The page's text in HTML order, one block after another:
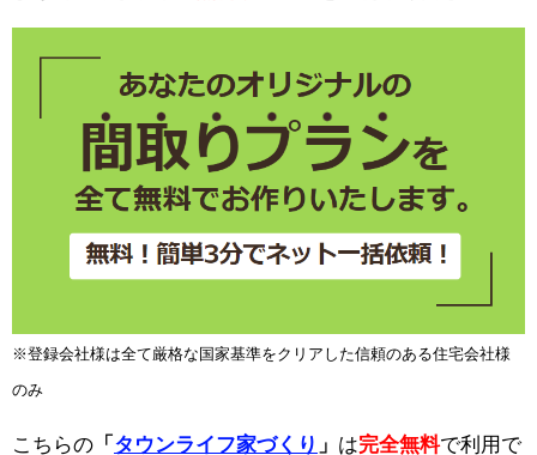
※登録会社様は全て厳格な国家基準をクリアした信頼のある住宅会社様
のみ
こちらの 「 タウンライフ家づくり 」 は完全無料で利用で